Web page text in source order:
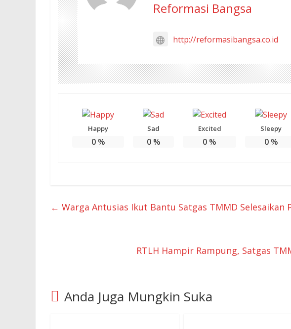
Reformasi Bangsa
http://reformasibangsa.co.id
Happy
0%
Sad
0%
Excited
0 %
Sleepy
0%
← Warga Antusias Ikut Bantu Satgas TMMD Selesaikan
RTLH Hampir Rampung, Satgas
Anda Juga Mungkin Suka